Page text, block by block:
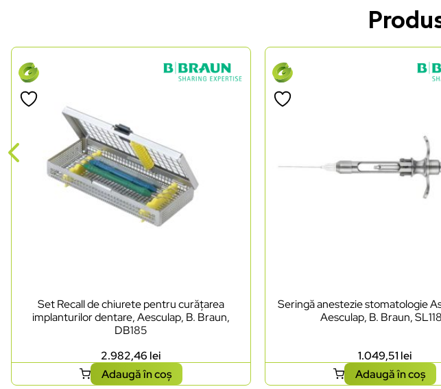
Set Recall de chiurete pentru curățarea
implanturilor dentare, Aesculap, B. Braun,
DB185
2.982,46 lei
Adaugă în coș
Seringă anestezie stomatologie
Aesculap, B. Braun,
1.049,51 lei
Adaugă în coș